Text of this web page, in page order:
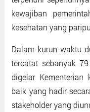
kewajiban
kesehatan yang
Dalam kurun waktu
tercatat sebanyak
digelar Kementerian
baik yang hadir
stakeholder yang